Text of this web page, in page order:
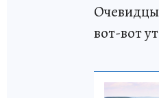
Очевидцы
вот-вот